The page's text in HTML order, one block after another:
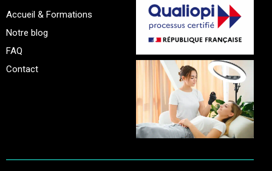
Accueil & Formations
Notre blog
FAQ
Contact